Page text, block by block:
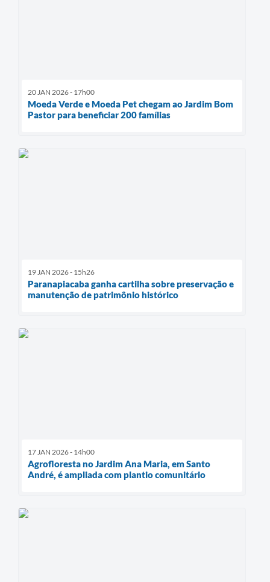
20 JAN 2026 - 17h00
Moeda Verde e Moeda Pet chegam ao Jardim Bom
Pastor para beneficiar 200 famílias
19 JAN 2026 - 15h26
Paranapiacaba ganha cartilha sobre preservação e
manutenção de patrimônio histórico
17 JAN 2026 - 14h00
Agrofloresta no Jardim Ana Maria, em Santo
André, é ampliada com plantio comunitário